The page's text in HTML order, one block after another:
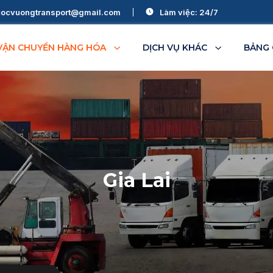
Làm việc: 24/7
CHUYỂN HÀNG HÓA
Bình Thuận Đà Nẵng
Ninh Thuận
Thanh Hóa
Đắk Lắk Bình Phước
Đắk Nông
Gia Lai
Kon Tum Lâm Đồng
DỊCH VỤ KHÁC BẢNG
Gia Lai